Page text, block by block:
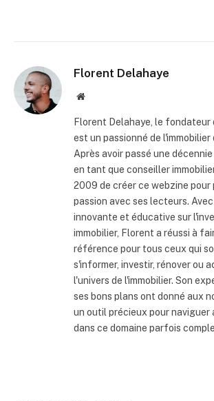
Florent Delahaye
Site
Florent Delahaye, le fondateur
est un passionné de
Après avoir passé une
en tant que conseiller
2009 de créer ce webzine
passion avec ses lecteurs.
innovante et éducative sur
immobilier, Florent a réussi à
référence pour tous ceux qui
s'informer, investir, rénover ou
l'univers de l'immobilier. Son
ses bons plans ont donné aux
un outil précieux pour naviguer
dans ce domaine parfois